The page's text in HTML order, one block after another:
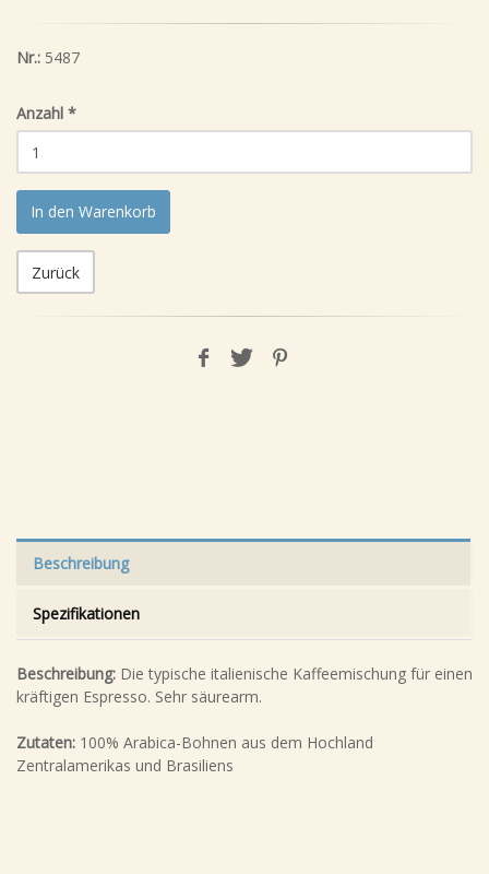
Nr.: 5487
Anzahl *
In den Warenkorb
Zurück
Beschreibung
Spezifikationen
Beschreibung: Die typische italienische Kaffeemischung für einen
kräftigen Espresso. Sehr säurearm.
Zutaten: 100% Arabica-Bohnen aus dem Hochland
Zentralamerikas und Brasiliens